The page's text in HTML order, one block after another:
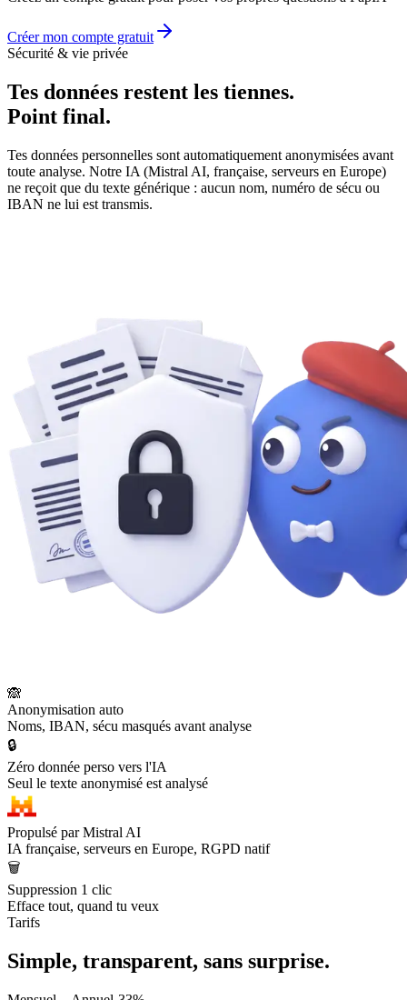
Créer mon compte gratuit
Sécurité & vie privée
Tes données restent les tiennes.
Point final.
Tes données personnelles sont automatiquement anonymisées avant
toute analyse. Notre IA (Mistral AI, française, serveurs en Europe)
ne reçoit que du texte générique : aucun nom, numéro de sécu ou
IBAN ne lui est transmis.
🙈
Anonymisation auto
Noms, IBAN, sécu masqués avant analyse
🔒
Zéro donnée perso vers l'IA
Seul le texte anonymisé est analysé
Propulsé par Mistral AI
IA française, serveurs en Europe, RGPD natif
🗑️
Suppression 1 clic
Efface tout, quand tu veux
Tarifs
Simple, transparent, sans surprise.